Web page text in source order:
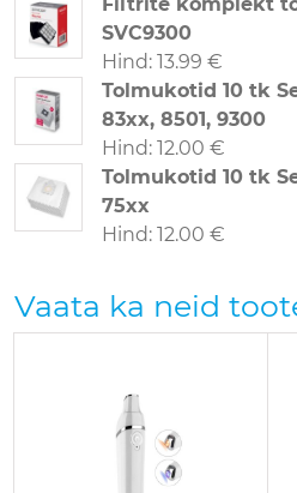
SVC9300
Hind: 13.99 €
Tolmukotid 10 tk
83xx, 8501, 9300
Hind: 12.00 €
Tolmukotid 10 tk
75xx
Hind: 12.00 €
Vaata ka neid